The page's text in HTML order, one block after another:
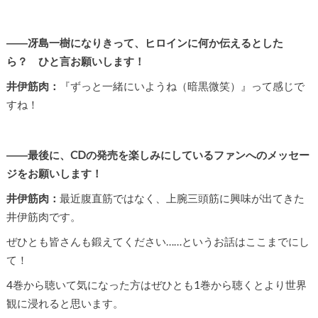
――冴島一樹になりきって、ヒロインに何か伝えるとした
ら？ ひと言お願いします！
井伊筋肉：
『ずっと一緒にいようね（暗黒微笑）』って感じで
すね！
――最後に、CDの発売を楽しみにしているファンへのメッセー
ジをお願いします！
井伊筋肉： 最近腹直筋ではなく、上腕三頭筋に興味が出てきた
井伊筋肉です。
ぜひとも皆さんも鍛えてください……というお話はここまでにし
て！
4巻から聴いて気になった方はぜひとも1巻から聴くとより世界
観に浸れると思います。